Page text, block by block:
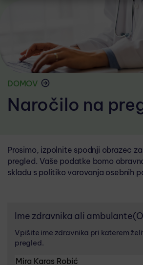
DOMOV
Naročilo na
Prosimo, izpolnite spodnji obrazec
pregled. Vaše podatke bomo
skladu s politiko varovanja osebnih
Ime zdravnika ali ambulante
Vpišite ime zdravnika pri katerem
pregled.